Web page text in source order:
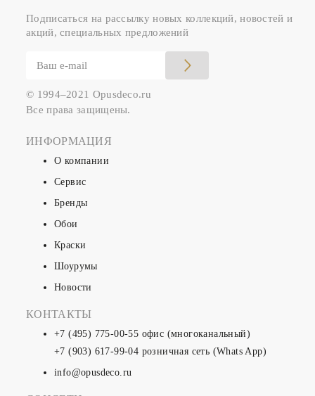
Подписаться на рассылку новых коллекций, новостей и
акций, специальных предложений
© 1994–2021 Opusdeco.ru
Все права защищены.
ИНФОРМАЦИЯ
О компании
Сервис
Бренды
Обои
Краски
Шоурумы
Новости
КОНТАКТЫ
+7 (495) 775-00-55 офис (многоканальный)
+7 (903) 617-99-04 розничная сеть (Whats App)
info@opusdeco.ru